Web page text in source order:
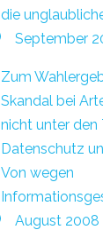
die
September
Zum
Skandal bei
nicht unter den
Datenschutz
Von wegen
August 2008